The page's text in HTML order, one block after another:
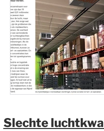
Slechte